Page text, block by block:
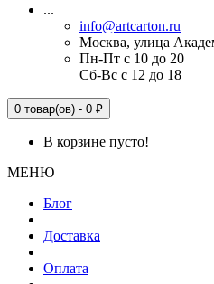
...
info@artcarton.ru
Москва, улица
Пн-Пт с 10 до 20
Сб-Вс с 12 до 18
0 товар(ов) - 0 ₽
В корзине пусто!
МЕНЮ
Блог
Доставка
Оплата